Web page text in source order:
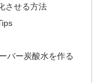
させる方法
バー炭酸水を作る